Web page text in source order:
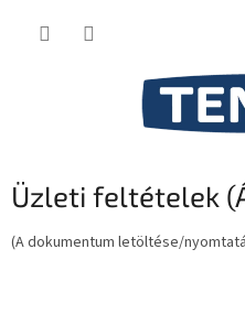
Üzleti feltételek
(A dokumentum letöltése/